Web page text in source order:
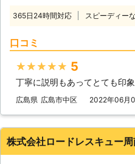
き
て
バ
す。 またエンジンだけではなくカー
ナ
365日24時間対応 スピーディー
口コミ
★★★★★ 5
丁寧に説明もあってとても印象
広島県 広島市中区 2022年06月
株式会社ロードレスキュー